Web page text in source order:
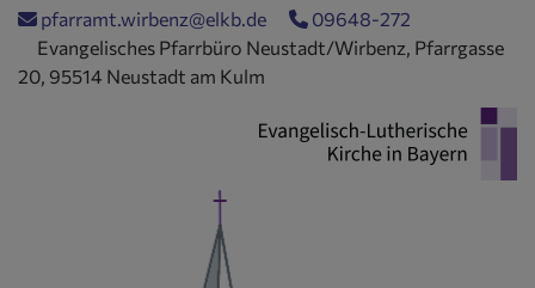
Direkt
Inhalt
pfarramt.wirbenz@elkb.de
09648-272
Evangelisches Pfarrbüro Neustadt/Wirbenz, Pfarrgasse
20, 95514 Neustadt am Kulm